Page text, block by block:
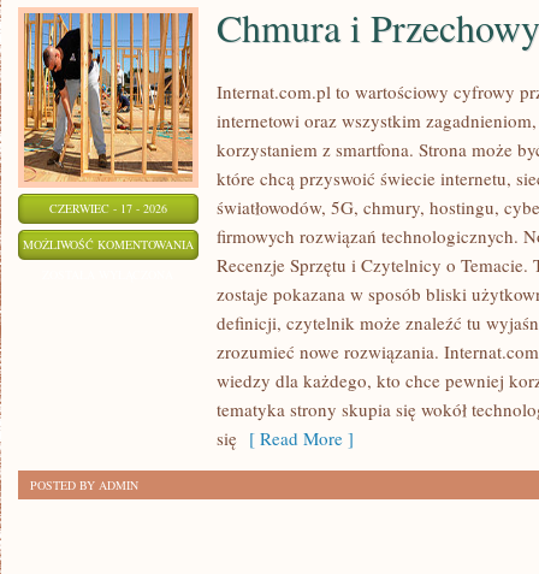
CZERWIEC - 17 - 2026
MOŻLIWOŚĆ KOMENTOWANIA CHMURA
PRZECHOWYWANIE
DANYCH
Chmura i
Internat.com.pl to wartościowy cyfrowy
internetowi oraz wszystkim
korzystaniem z smartfona. Strona może
które chcą przyswoić świecie internetu,
światłowodów, 5G, chmury, hostingu,
firmowych rozwiązań technologicznych.
Recenzje Sprzętu i Czytelnicy o
zostaje pokazana w sposób bliski
definicji, czytelnik może znaleźć tu
zrozumieć nowe rozwiązania.
wiedzy dla każdego, kto chce pewniej
tematyka strony skupia się wokół
się [ Read More ]
POSTED BY ADMIN